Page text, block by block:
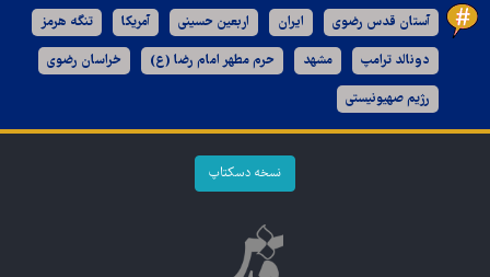
آستان قدس رضوی ایران اربعین حسینی آمریکا تنگه هرمز
دونالد ترامپ مشهد حرم مطهر امام رضا (ع) خراسان رضوی
رژیم صهیونیستی
نسخه دسکتاپ